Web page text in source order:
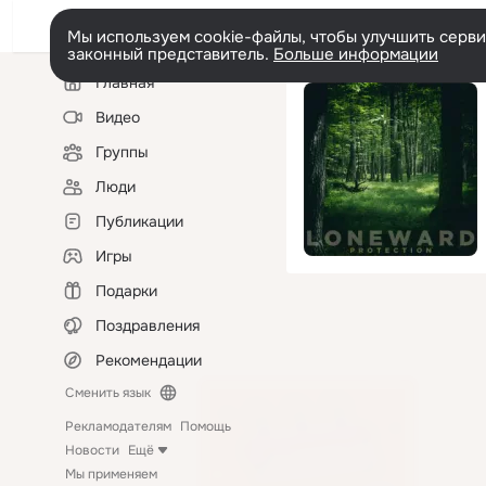
Мы используем cookie-файлы, чтобы улучшить
законный представитель. Больше информации
Левая
колонкаГлавная
Видео
Группы
Люди
Публикации
Игры
Подарки
Поздравления
Рекомендации
Сменить язык
Рекламодателям Помощь
Новости Ещё
Мы применяем